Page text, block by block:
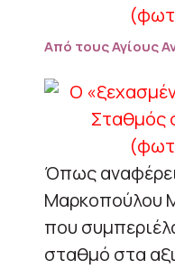
Από τους Αγίους
Όπως
Μαρκοπούλου
που
σταθμό στα